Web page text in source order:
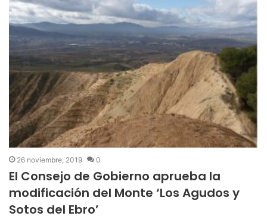
26 noviembre, 2019 0
El Consejo de Gobierno aprueba la
modificación del Monte ‘Los Agudos y
Sotos del Ebro’